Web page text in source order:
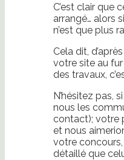
C’est clair que
arrangé… alors
n’est que plus
Cela dit,
votre site au
des travaux,
N’hésitez pas,
nous les
contact); votre
et nous
votre
détaillé que